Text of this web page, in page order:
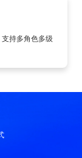
持多角色多级